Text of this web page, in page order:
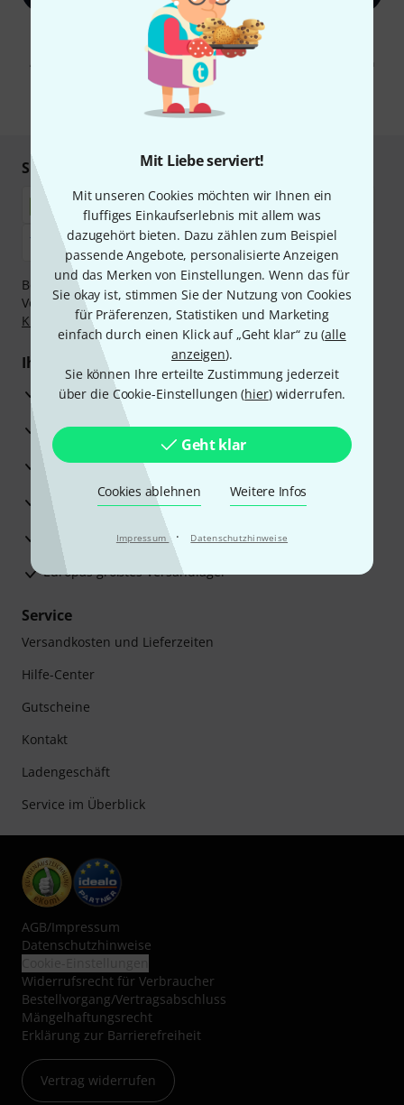
Mit Liebe serviert!
Mit unseren Cookies möchten wir Ihnen ein
fluffiges Einkaufserlebnis mit allem was
dazugehört bieten. Dazu zählen zum Beispiel
passende Angebote, personalisierte Anzeigen
und das Merken von Einstellungen. Wenn das für
Sie okay ist, stimmen Sie der Nutzung von Cookies
für Präferenzen, Statistiken und Marketing
einfach durch einen Klick auf „Geht klar“ zu (alle
anzeigen).
Sie können Ihre erteilte Zustimmung jederzeit
über die Cookie-Einstellungen (hier) widerrufen.
Geht klar
Cookies ablehnen Weitere Infos
Impressum · Datenschutzhinweise
Mit Klick auf „Jetzt anmelden“ stimmen Sie dem Erhalt von E-Mail-
Werbung und einer Messung des E-Mail-Nutzungsverhaltens zu. Die
Abmeldung ist jederzeit möglich. Weitere Informationen finden Sie in
unseren
Datenschutzhinweisen
* Pflichtfeld
Sicher einkaufen & bezahlen
Bezahlen Sie vertraulich und sicher per Nachnahme,
Vorkasse, PayPal, Amazon Pay,Klarna Sofort bezahlen,
Klarna Ratenzahlungoder Kreditkarte.
Ihre Vorteile
3 Jahre Thomann Garantie
30 Tage Money-Back-Garantie
Reparaturservice
Beratung durch Fachexperten
Zufriedenheitsgarantie
Europas größtes Versandlager
Service
Versandkosten und Lieferzeiten
Hilfe-Center
Gutscheine
Kontakt
Ladengeschäft
Service im Überblick
AGB/Impressum
Datenschutzhinweise
Widerrufsrecht für Verbraucher
Bestellvorgang/Vertragsabschluss
Mängelhaftungsrecht
Erklärung zur Barrierefreiheit
Vertrag widerrufen